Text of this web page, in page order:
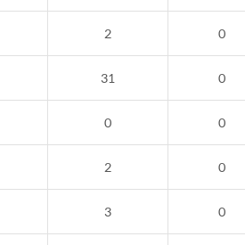
2 0
31 0
0 0
2 0
3 0